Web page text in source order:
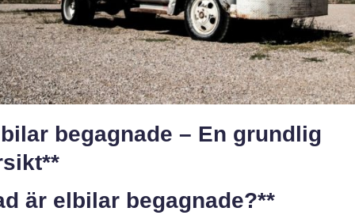
begagnade – En grundlig
är elbilar begagnade?**